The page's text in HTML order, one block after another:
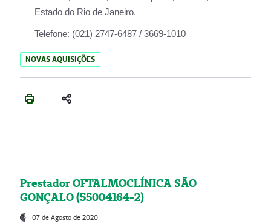
Estado do Rio de Janeiro.
Telefone: (021) 2747-6487 / 3669-1010
NOVAS AQUISIÇÕES
Prestador OFTALMOCLÍNICA SÃO
GONÇALO (55004164-2)
07 de Agosto de 2020